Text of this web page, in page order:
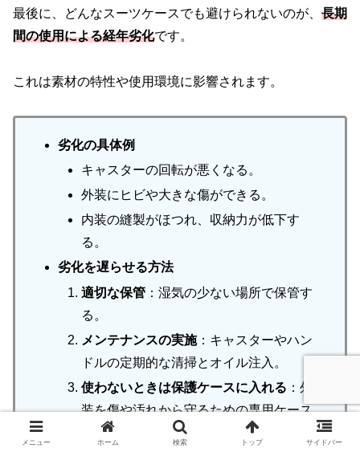
最後に、どんなスーツケースでも避けられないのが、 長期
間の使用による経年劣化です。
これは素材の特性や使用環境に影響されます。
劣化の具体例
キャスターの回転が悪くなる。
外装にヒビや大きな傷ができる。
内装の縫製がほつれ、収納力が低下す
る。
劣化を遅らせる方法
適切な保管 ：湿気の少ない場所で保管す
る。
メンテナンスの実施：キャスターやハン
ドルの定期的な清掃とオイル注入。
使わないときは保護ケースに入れる ：外
装を傷や汚れから守るための専用ケース
を活用する。
メニュー ホーム 検索 トップ サイドバー